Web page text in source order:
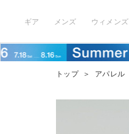
ギア メンズ ウィメンズ
トップ ＞ アパレル